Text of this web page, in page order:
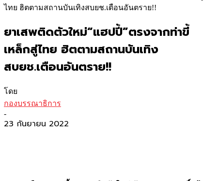
ไทย ฮิตตามสถานบันเทิงสบยช.เตือนอันตราย!!
ยาเสพติดตัวใหม่“แฮปปี้”ตรงจากท่าขี้
เหล็กสู่ไทย ฮิตตามสถานบันเทิง
สบยช.เตือนอันตราย!!
โดย
กองบรรณาธิการ
-
23 กันยายน 2022